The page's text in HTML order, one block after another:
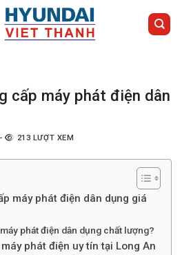
cấp máy phát điện dân
- 213 LƯỢT XEM
máy phát điện dân dụng giá
phát điện dân dụng chất lượng?
phát điện uy tín tại Long An